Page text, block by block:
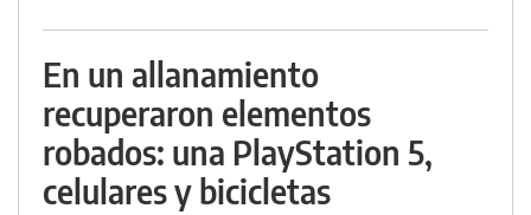
En un allanamiento
recuperaron elementos
robados: una PlayStation 5,
celulares y bicicletas